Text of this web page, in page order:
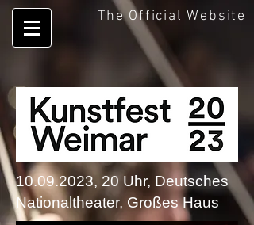
The Official Website
10.09.2023, 20 Uhr, Deutsches
Nationaltheater, Großes Haus